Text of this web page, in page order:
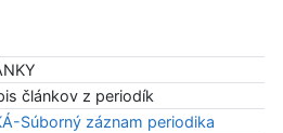
článkov z periodík
Súborný záznam periodika